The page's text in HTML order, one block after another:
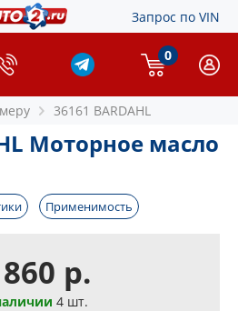
Запрос по VIN
0
36161 BARDAHL
Моторное масло
Применимость
р.
4 шт.